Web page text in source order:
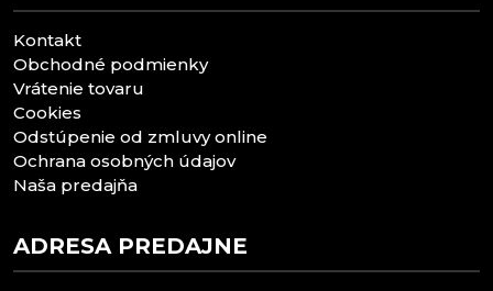
Kontakt
Obchodné podmienky
Vrátenie tovaru
Cookies
Odstúpenie od zmluvy online
Ochrana osobných údajov
Naša predajňa
ADRESA PREDAJNE